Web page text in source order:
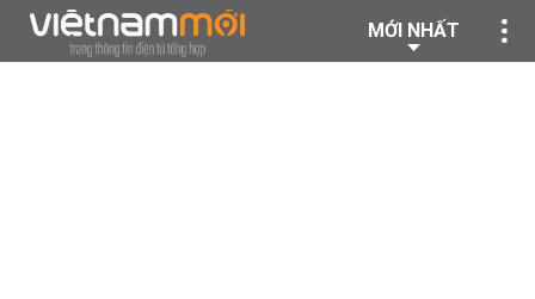
MỚI NHẤT